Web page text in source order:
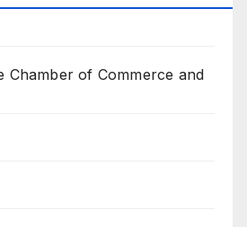
Chamber of Commerce and